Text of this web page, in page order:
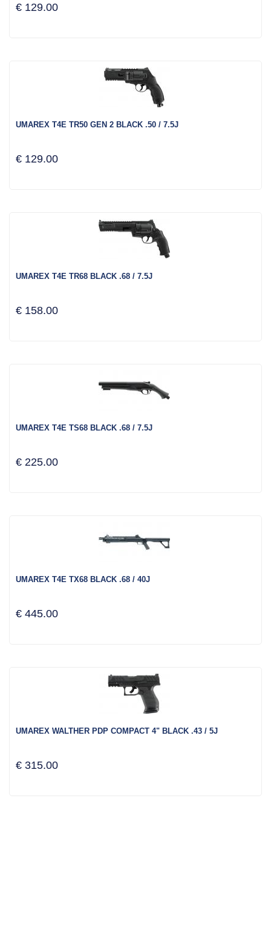
€ 129.00
UMAREX T4E TR50 GEN 2 BLACK .50 / 7.5J
€ 129.00
UMAREX T4E TR68 BLACK .68 / 7.5J
€ 158.00
UMAREX T4E TS68 BLACK .68 / 7.5J
€ 225.00
UMAREX T4E TX68 BLACK .68 / 40J
€ 445.00
UMAREX WALTHER PDP COMPACT 4" BLACK .43 / 5J
€ 315.00